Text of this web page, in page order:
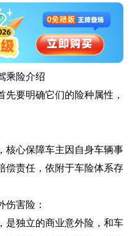
乘险介绍
要明确它们的险种属性，
核心保障车主因自身车辆事
偿责任，依附于车险体系存
伤害险：
是独立的商业意外险，和车